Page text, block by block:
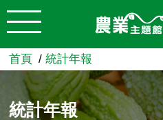
跳到主要內容
農業知識入口網
首頁 統計年報
統計年報